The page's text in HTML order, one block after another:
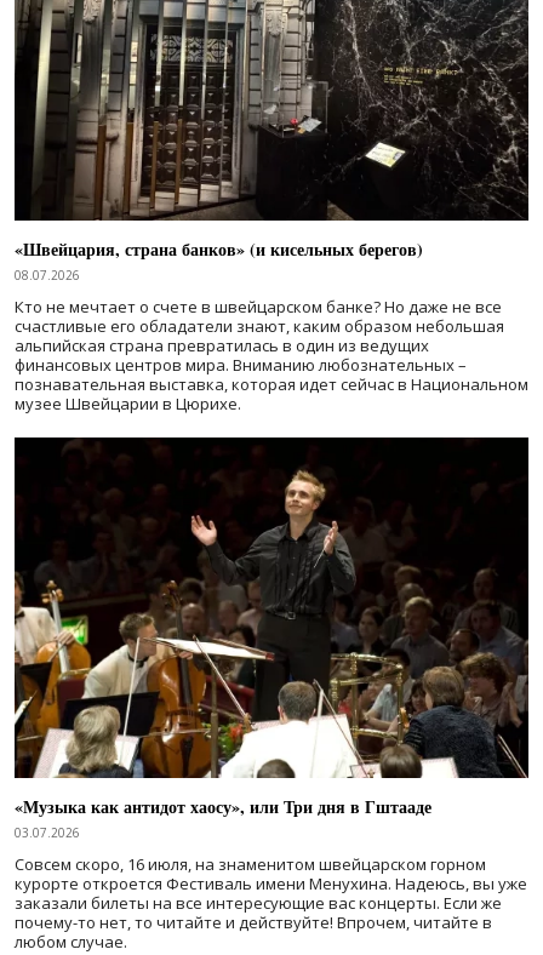
«Швейцария, страна банков» (и кисельных берегов)
08.07.2026
Кто не мечтает о счете в швейцарском банке? Но даже не все
счастливые его обладатели знают, каким образом небольшая
альпийская страна превратилась в один из ведущих
финансовых центров мира. Вниманию любознательных –
познавательная выставка, которая идет сейчас в Национальном
музее Швейцарии в Цюрихе.
«Музыка как антидот хаосу», или Три дня в Гштааде
03.07.2026
Совсем скоро, 16 июля, на знаменитом швейцарском горном
курорте откроется Фестиваль имени Менухина. Надеюсь, вы уже
заказали билеты на все интересующие вас концерты. Если же
почему-то нет, то читайте и действуйте! Впрочем, читайте в
любом случае.